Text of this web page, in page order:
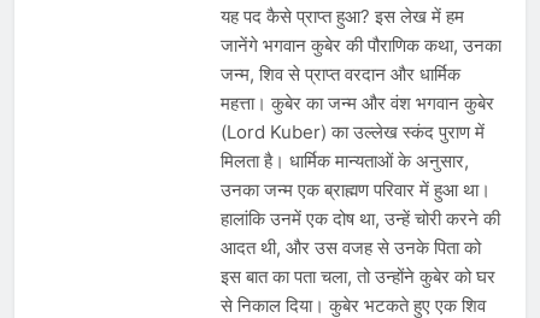
यह पद कैसे प्राप्त हुआ? इस लेख में हम
जानेंगे भगवान कुबेर की पौराणिक कथा, उनका
जन्म, शिव से प्राप्त वरदान और धार्मिक
महत्ता। कुबेर का जन्म और वंश भगवान कुबेर
(Lord Kuber) का उल्लेख स्कंद पुराण में
मिलता है। धार्मिक मान्यताओं के अनुसार,
उनका जन्म एक ब्राह्मण परिवार में हुआ था।
हालांकि उनमें एक दोष था, उन्हें चोरी करने की
आदत थी, और उस वजह से उनके पिता को
इस बात का पता चला, तो उन्होंने कुबेर को घर
से निकाल दिया। कुबेर भटकते हुए एक शिव